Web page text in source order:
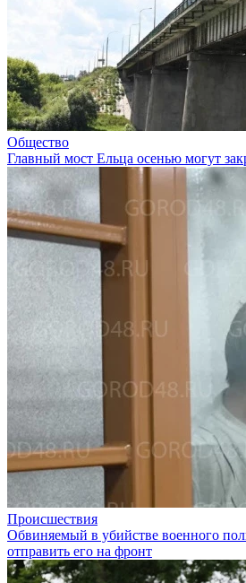
Общество
Главный мост Ельца осенью могут
Происшествия
Обвиняемый в убийстве военного
отправить его на фронт